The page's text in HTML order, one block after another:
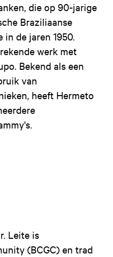
die op 90-jarige
Braziliaanse
de jaren 1950.
werk met
Bekend als een
van
heeft Hermeto
Leite is
(BCGC) en trad